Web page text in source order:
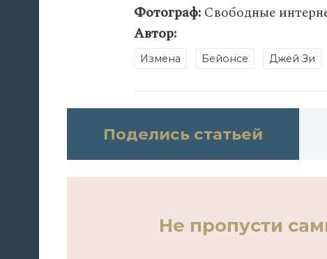
Фотограф: Свободные
Автор:
Измена Бейонсе Джей Зи
Поделись статьей
Не пропусти